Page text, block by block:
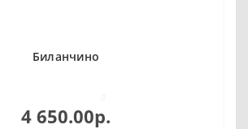
Биланчино
4 650.00р.